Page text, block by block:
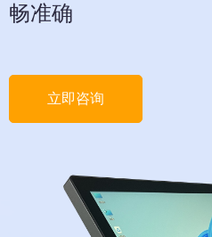
畅准确
立即咨询